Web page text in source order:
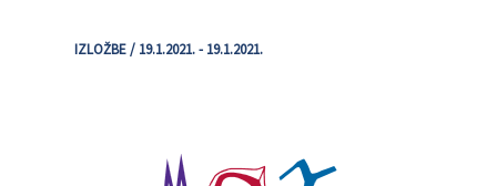
IZLOŽBE / 19.1.2021. - 19.1.2021.